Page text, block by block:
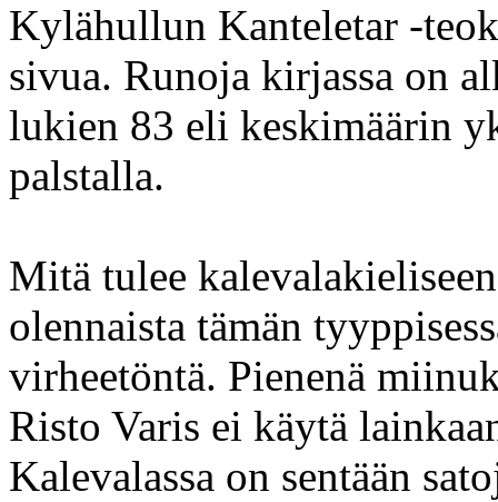
Kylähullun Kanteletar -
sivua. Runoja kirjassa on
lukien 83 eli keskimäärin
palstalla.
Mitä tulee
olennaista tämän
virheetöntä. Pienenä
Risto Varis ei käytä
Kalevalassa on sentään